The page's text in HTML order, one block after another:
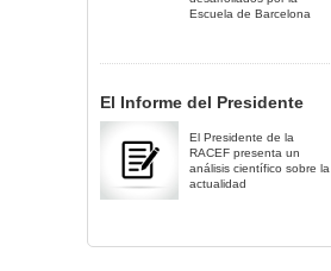
Escuela de Barcelona
El Informe del Presidente
El Presidente de la
RACEF presenta un
análisis científico sobre la
actualidad